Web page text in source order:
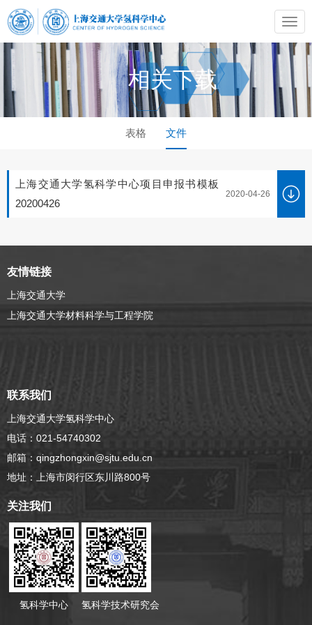
相关下载
表格 文件
上海交通大学氢科学中心项目申报书模板
20200426
2020-04-26
友情链接
上海交通大学
上海交通大学材料科学与工程学院
联系我们
上海交通大学氢科学中心
电话：021-54740302
邮箱：qingzhongxin@sjtu.edu.cn
地址：上海市闵行区东川路800号
关注我们
氢科学中心 氢科学技术研究会